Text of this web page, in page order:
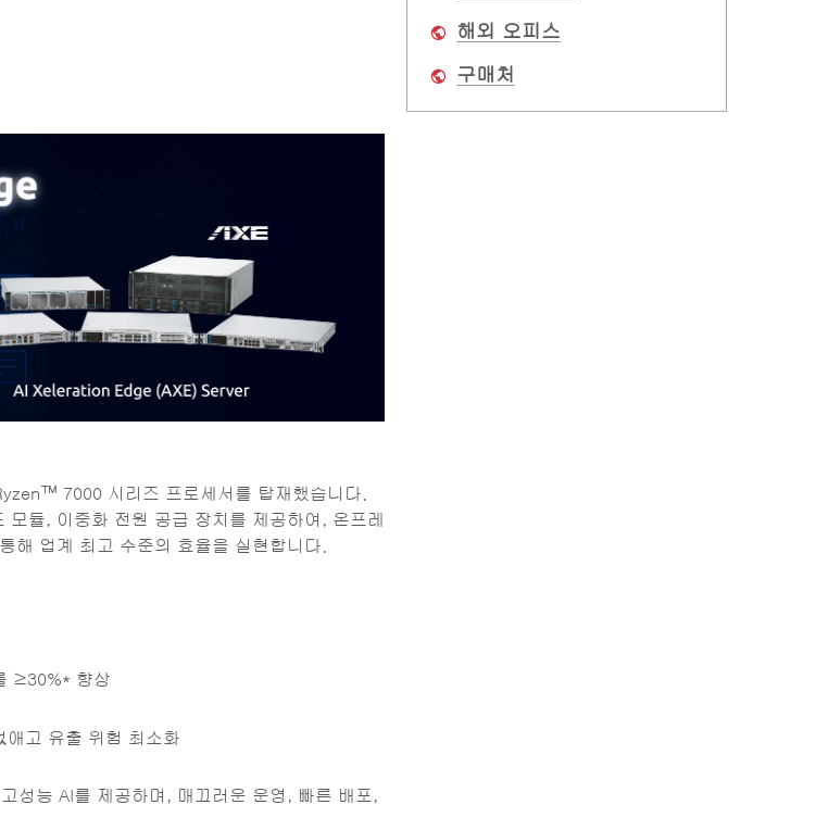
7000 시리즈 프로세서를 탑재했습니다.
듈, 이중화 전원 공급 장치를 제공하여, 온프레
해 업계 최고 수준의 효율을 실현합니다.
≥30%* 향상
애고 유출 위험 최소화
성능 AI를 제공하며, 매끄러운 운영, 빠른 배포,
해외 오피스
구매처